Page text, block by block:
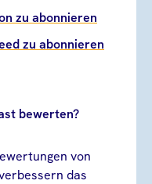
zu abonnieren
zu abonnieren
bewerten?
von
das